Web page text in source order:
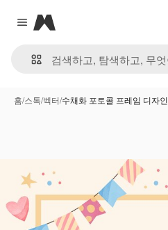
Close menu
Magnific
홈/스톡/벡터/수채화 포토콜 프레임 디자인